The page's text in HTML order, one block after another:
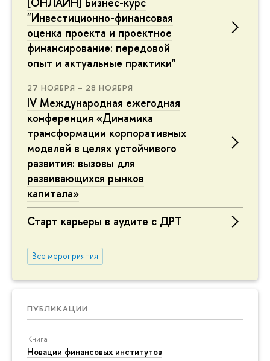
"Инвестиционно-финансовая
оценка проекта и проектное
финансирование: передовой
опыт и актуальные практики"
27 НОЯБРЯ – 28 НОЯБРЯ
IV Международная ежегодная
конференция «Динамика
трансформации корпоративных
моделей в целях устойчивого
развития: вызовы для
развивающихся рынков
капитала»
Старт карьеры в аудите с ДРТ
Все мероприятия
ПУБЛИКАЦИИ
Книга
Новации финансовых институтов